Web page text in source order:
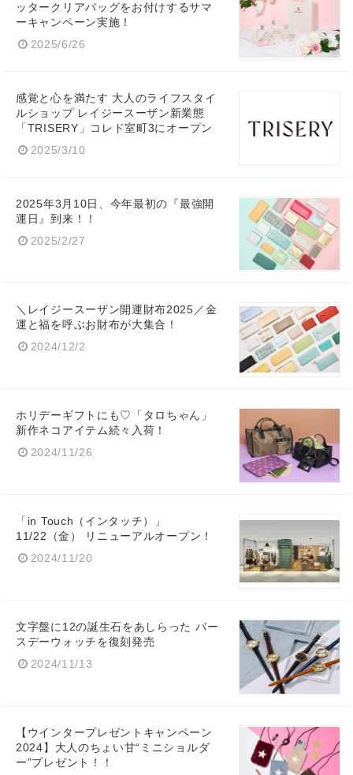
ッタークリアバッグをお付けするサマ
ーキャンペーン実施！
2025/6/26
感覚と心を満たす 大人のライフスタイ
ルショップ レイジースーザン新業態
「TRISERY」コレド室町3にオープン
2025/3/10
2025年3月10日、今年最初の『最強開
運日』到来！！
2025/2/27
＼レイジースーザン開運財布2025／金
運と福を呼ぶお財布が大集合！
2024/12/2
ホリデーギフトにも♡「タロちゃん」
新作ネコアイテム続々入荷！
2024/11/26
「in Touch（インタッチ）」
11/22（金） リニューアルオープン！
2024/11/20
文字盤に12の誕生石をあしらった バー
スデーウォッチを復刻発売
2024/11/13
【ウインタープレゼントキャンペーン
2024】大人のちょい甘“ミニショルダ
ー”プレゼント！！